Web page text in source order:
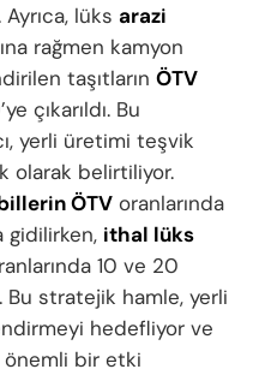
lüks arazi
rağmen kamyon
taşıtların ÖTV
çıkarıldı. Bu
yerli üretimi teşvik
olarak belirtiliyor.
ÖTV oranlarında
gidilirken, ithal lüks
10 ve 20
Bu stratejik hamle, yerli
hedefliyor ve
önemli bir etki